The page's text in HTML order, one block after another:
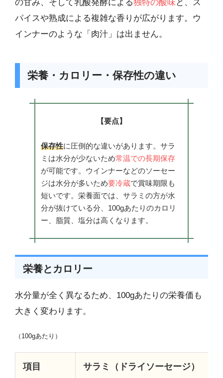
の甘み、そして乳酸発酵による独特の酸味 と、ス
パイスや熟成による複雑な香りが広がります。ウ
インナーのような「肉汁」は出ません。
栄養・カロリー・保存性の違い
【要点】
保存性に圧倒的な違いがあります。サラ
ミは水分が少ないため常温での長期保存
が可能です。ウインナーなどのソーセー
ジは水分が多いため要冷蔵で賞味期限も
短いです。栄養面では、サラミの方が水
分が抜けている分、100gあたりのカロリ
ー、脂質、塩分は高くなります。
栄養とカロリー
水分量が全く異なるため、100gあたりの栄養価も
大きく変わります。
（100gあたり）
項目 サラミ（ドライソーセージ）